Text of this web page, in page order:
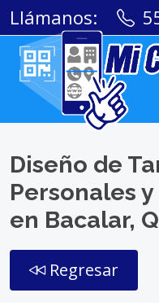
Llámanos:
Diseño de
Personales
en Bacalar,
Regresar